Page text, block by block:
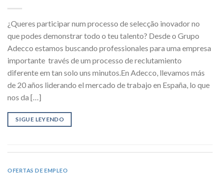
¿Queres participar num processo de selecção inovador no
que podes demonstrar todo o teu talento? Desde o Grupo
Adecco estamos buscando professionales para uma empresa
importante través de um processo de reclutamiento
diferente em tan solo uns minutos.En Adecco, llevamos más
de 20 años liderando el mercado de trabajo en España, lo que
nos da […]
SIGUE LEYENDO
OFERTAS DE EMPLEO